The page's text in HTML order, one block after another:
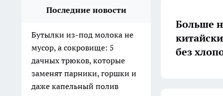
Последние новости
Бутылки из-под молока не
мусор, а сокровище: 5
дачных трюков, которые
заменят парники, горшки и
даже капельный полив
Больше
без